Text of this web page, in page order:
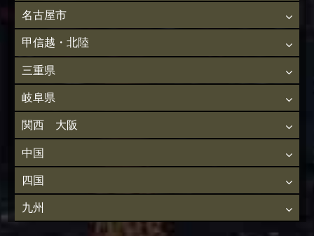
名古屋市
甲信越・北陸
三重県
岐阜県
関西 大阪
中国
四国
九州